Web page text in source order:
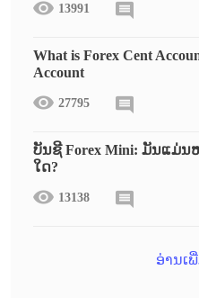
13991
What is Forex Cent
Account
27795
ບັນຊີ Forex Mini: ມັນແມ່
ໃດ?
13138
ອ່ານເ